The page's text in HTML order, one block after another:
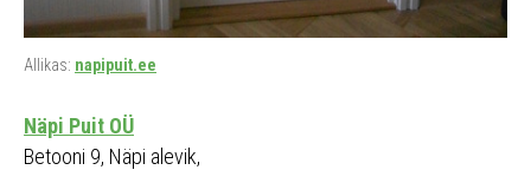
Allikas: napipuit.ee
Näpi Puit OÜ
Betooni 9, Näpi alevik,